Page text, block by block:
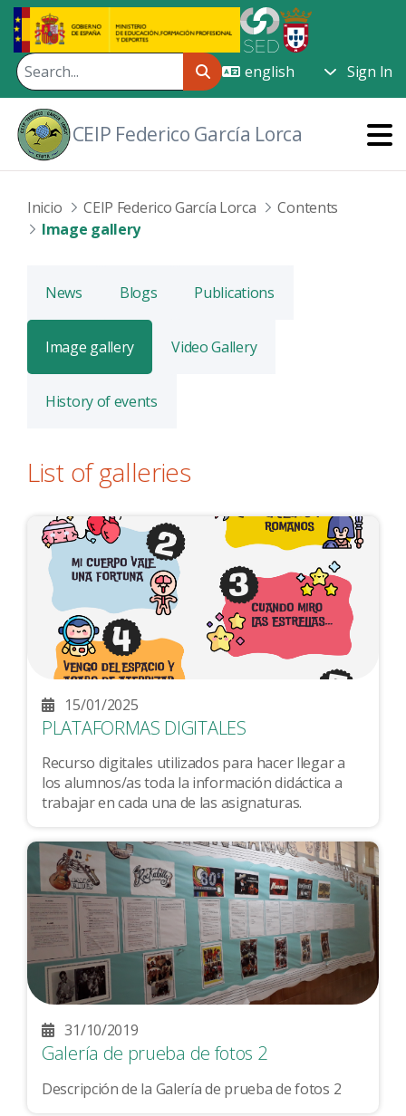
Skip to Main Content
Sign In
CEIP Federico García Lorca
Inicio CEIP Federico García Lorca
Contents
Image gallery
News Blogs Publications
Image gallery Video Gallery
History of events
List of galleries
15/01/2025
PLATAFORMAS DIGITALES
Recurso digitales utilizados para hacer llegar a
los alumnos/as toda la información didáctica a
trabajar en cada una de las asignaturas.
31/10/2019
Galería de prueba de fotos 2
Descripción de la Galería de prueba de fotos 2